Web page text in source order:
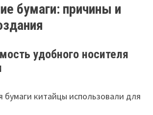
бумаги: причины и
удобного носителя
бумаги китайцы использовали для